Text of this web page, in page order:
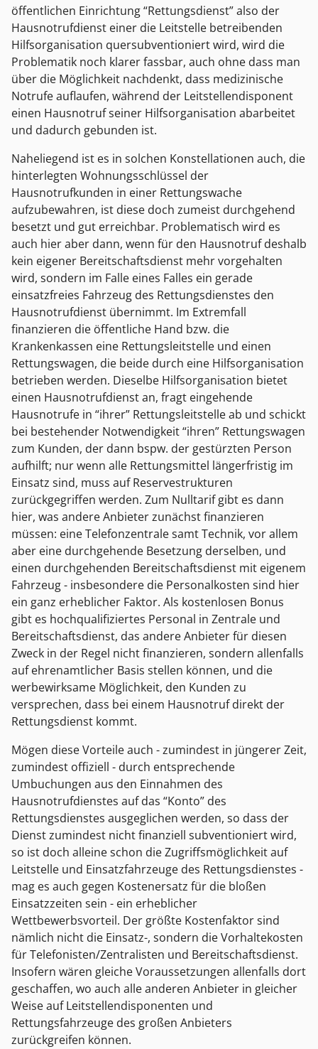
öffentlichen Einrichtung “Rettungsdienst” also der
Hausnotrufdienst einer die Leitstelle betreibenden
Hilfsorganisation quersubventioniert wird, wird die
Problematik noch klarer fassbar, auch ohne dass man
über die Möglichkeit nachdenkt, dass medizinische
Notrufe auflaufen, während der Leitstellendisponent
einen Hausnotruf seiner Hilfsorganisation abarbeitet
und dadurch gebunden ist.
Naheliegend ist es in solchen Konstellationen auch, die
hinterlegten Wohnungsschlüssel der
Hausnotrufkunden in einer Rettungswache
aufzubewahren, ist diese doch zumeist durchgehend
besetzt und gut erreichbar. Problematisch wird es
auch hier aber dann, wenn für den Hausnotruf deshalb
kein eigener Bereitschaftsdienst mehr vorgehalten
wird, sondern im Falle eines Falles ein gerade
einsatzfreies Fahrzeug des Rettungsdienstes den
Hausnotrufdienst übernimmt. Im Extremfall
finanzieren die öffentliche Hand bzw. die
Krankenkassen eine Rettungsleitstelle und einen
Rettungswagen, die beide durch eine Hilfsorganisation
betrieben werden. Dieselbe Hilfsorganisation bietet
einen Hausnotrufdienst an, fragt eingehende
Hausnotrufe in “ihrer” Rettungsleitstelle ab und schickt
bei bestehender Notwendigkeit “ihren” Rettungswagen
zum Kunden, der dann bspw. der gestürzten Person
aufhilft; nur wenn alle Rettungsmittel längerfristig im
Einsatz sind, muss auf Reservestrukturen
zurückgegriffen werden. Zum Nulltarif gibt es dann
hier, was andere Anbieter zunächst finanzieren
müssen: eine Telefonzentrale samt Technik, vor allem
aber eine durchgehende Besetzung derselben, und
einen durchgehenden Bereitschaftsdienst mit eigenem
Fahrzeug - insbesondere die Personalkosten sind hier
ein ganz erheblicher Faktor. Als kostenlosen Bonus
gibt es hochqualifiziertes Personal in Zentrale und
Bereitschaftsdienst, das andere Anbieter für diesen
Zweck in der Regel nicht finanzieren, sondern allenfalls
auf ehrenamtlicher Basis stellen können, und die
werbewirksame Möglichkeit, den Kunden zu
versprechen, dass bei einem Hausnotruf direkt der
Rettungsdienst kommt.
Mögen diese Vorteile auch - zumindest in jüngerer Zeit,
zumindest offiziell - durch entsprechende
Umbuchungen aus den Einnahmen des
Hausnotrufdienstes auf das “Konto” des
Rettungsdienstes ausgeglichen werden, so dass der
Dienst zumindest nicht finanziell subventioniert wird,
so ist doch alleine schon die Zugriffsmöglichkeit auf
Leitstelle und Einsatzfahrzeuge des Rettungsdienstes -
mag es auch gegen Kostenersatz für die bloßen
Einsatzzeiten sein - ein erheblicher
Wettbewerbsvorteil. Der größte Kostenfaktor sind
nämlich nicht die Einsatz-, sondern die Vorhaltekosten
für Telefonisten/Zentralisten und Bereitschaftsdienst.
Insofern wären gleiche Voraussetzungen allenfalls dort
geschaffen, wo auch alle anderen Anbieter in gleicher
Weise auf Leitstellendisponenten und
Rettungsfahrzeuge des großen Anbieters
zurückgreifen können.